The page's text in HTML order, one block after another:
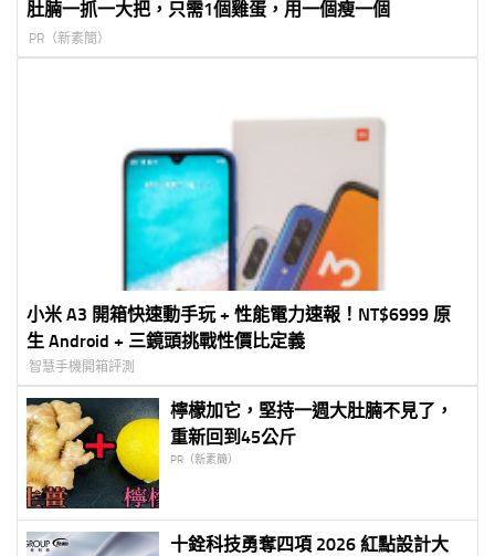
肚腩一抓一大把，只需1個雞蛋，用一個瘦一個
PR（新素簡）
小米 A3 開箱快速動手玩 + 性能電力速報！NT$6999 原
生 Android + 三鏡頭挑戰性價比定義
智慧手機開箱評測
檸檬加它，堅持一週大肚腩不見了，
重新回到45公斤
PR（新素簡）
十銓科技勇奪四項 2026 紅點設計大